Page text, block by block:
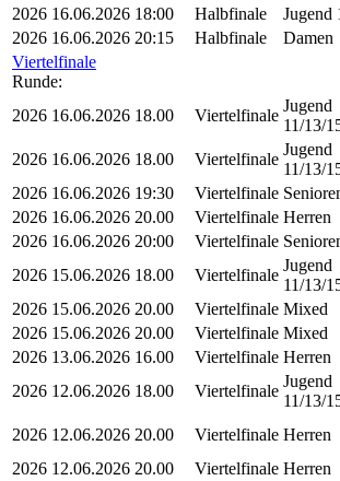
2026 16.06.2026 18:00 Halbfinale Jugend
2026 16.06.2026 20:15 Halbfinale Damen
Viertelfinale
Runde:
2026 16.06.2026 18.00 Viertelfinale
Jugend
11/13/
2026 16.06.2026 18.00 Viertelfinale
Jugend
11/13/
2026 16.06.2026 19:30 Viertelfinale
2026 16.06.2026 20.00 Viertelfinale Herren
2026 16.06.2026 20:00 Viertelfinale
2026 15.06.2026 18.00 Viertelfinale
Jugend
11/13/
2026 15.06.2026 20.00 Viertelfinale Mixed
2026 15.06.2026 20.00 Viertelfinale Mixed
2026 13.06.2026 16.00 Viertelfinale Herren
2026 12.06.2026 18.00 Viertelfinale
Jugend
11/13/
2026 12.06.2026 20.00 Viertelfinale Herren
2026 12.06.2026 20.00 Viertelfinale Herren